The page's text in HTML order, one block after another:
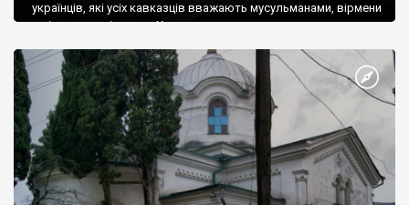
українців, які усіх кавказців вважають мусульманами, вірмени
є відданими вірянами Христа